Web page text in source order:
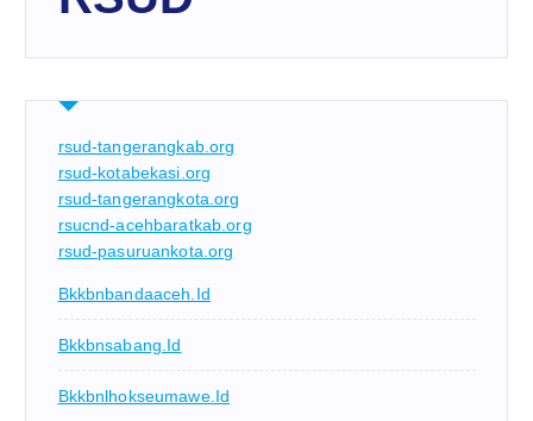
rsud-tangerangkab.org
rsud-kotabekasi.org
rsud-tangerangkota.org
rsucnd-acehbaratkab.org
rsud-pasuruankota.org
Bkkbnbandaaceh.id
Bkkbnsabang.id
Bkkbnlhokseumawe.id